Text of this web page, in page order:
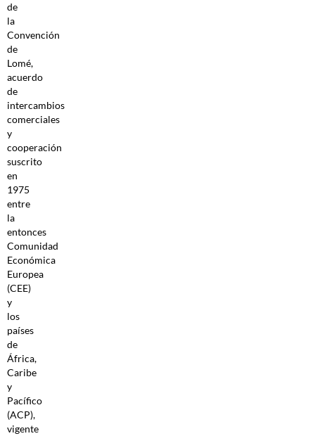
de
la
Convención
de
Lomé,
acuerdo
de
intercambios
comerciales
y
cooperación
suscrito
en
1975
entre
la
entonces
Comunidad
Económica
Europea
(CEE)
y
los
países
de
África,
Caribe
y
Pacífico
(ACP),
vigente